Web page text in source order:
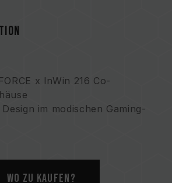
x InWin 216 Co-
im modischen Gaming-
VGA-Karten
Wo zu kaufen?